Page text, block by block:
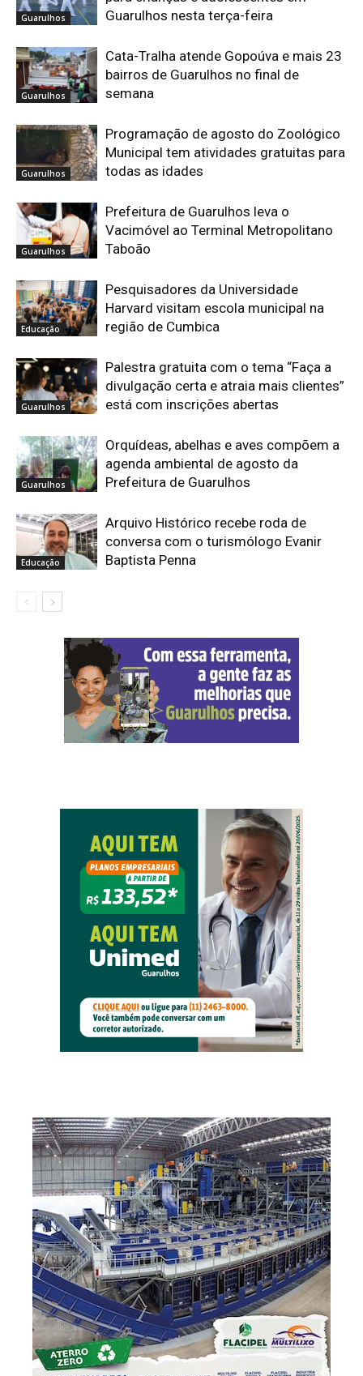
Guarulhos
Guarulhos nesta terça-feira
Guarulhos
Cata-Tralha atende Gopoúva e mais 23
bairros de Guarulhos no final de
semana
Guarulhos
Programação de agosto do Zoológico
Municipal tem atividades gratuitas para
todas as idades
Guarulhos
Prefeitura de Guarulhos leva o
Vacimóvel ao Terminal Metropolitano
Taboão
Educação
Pesquisadores da Universidade
Harvard visitam escola municipal na
região de Cumbica
Guarulhos
Palestra gratuita com o tema “Faça a
divulgação certa e atraia mais clientes”
está com inscrições abertas
Guarulhos
Orquídeas, abelhas e aves compõem a
agenda ambiental de agosto da
Prefeitura de Guarulhos
Educação
Arquivo Histórico recebe roda de
conversa com o turismólogo Evanir
Baptista Penna